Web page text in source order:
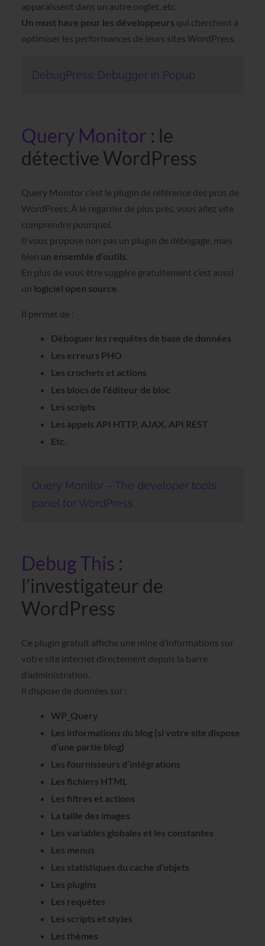
apparaissent dans un autre onglet, etc.
Un must have pour les développeurs qui cherchent à
optimiser les performances de leurs sites WordPress.
DebugPress: Debugger in Popup
Query Monitor : le
détective WordPress
Query Monitor c’est le plugin de référence des pros de
WordPress. À le regarder de plus près, vous allez vite
comprendre pourquoi.
Il vous propose non pas un plugin de débogage, mais
bien un ensemble d’outils
En plus de vous être suggéré gratuitement c’est aussi
un logiciel open source
Il permet de :
Déboguer les requêtes de base de données
Les erreurs PHO
Les crochets et actions
Les blocs de l’éditeur de bloc
Les scripts
Les appels API HTTP, AJAX, API REST
Etc.
Query Monitor – The developer tools
panel for WordPress
Debug This :
l’investigateur de
WordPress
Ce plugin gratuit affiche une mine d’informations sur
votre site internet directement depuis la barre
d’administration.
Il dispose de données sur :
WP_Query
Les informations du blog (si votre site dispose
d’une partie blog)
Les fournisseurs d’intégrations
Les fichiers HTML
Les filtres et actions
La taille des images
Les variables globales et les constantes
Les menus
Les statistiques du cache d’objets
Les plugins
Les requêtes
Les scripts et styles
Les thèmes